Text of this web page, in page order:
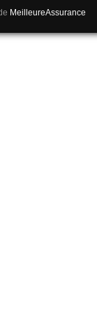
MeilleureAssurance